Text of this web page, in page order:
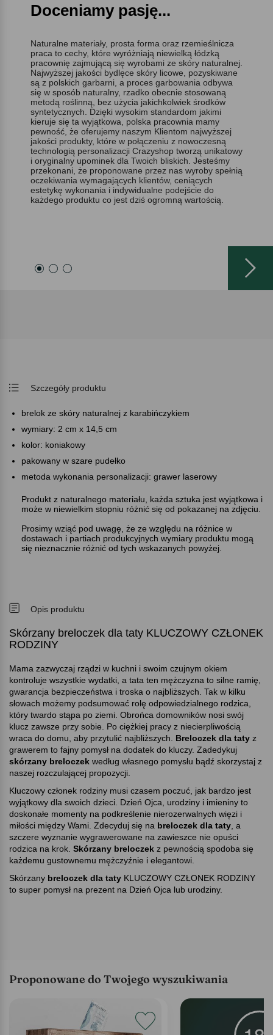
Doceniamy pasję...
Naturalne materiały, prosta forma oraz rzemieślnicza
praca to cechy, które wyróżniają niewielką łódzką
pracownię zajmującą się wyrobami ze skóry naturalnej.
Najwyższej jakości bydlęce skóry licowe, pozyskiwane
są z polskich garbarni, a proces garbowania odbywa
się w sposób naturalny, rzadko obecnie stosowaną
metodą roślinną, bez użycia jakichkolwiek środków
syntetycznych. Dzięki wysokim standardom jakimi
kieruje się ta wyjątkowa, polska pracownia mamy
pewność, że oferujemy naszym Klientom najwyższej
jakości produkty, które w połączeniu z nowoczesną
technologią personalizacji Crazyshop tworzą unikatowy
i oryginalny upominek dla Twoich bliskich. Jesteśmy
przekonani, że proponowane przez nas wyroby spełnią
oczekiwania wymagających klientów, ceniących
estetykę wykonania i indywidualne podejście do
każdego produktu co jest dziś ogromną wartością.
Szczegóły produktu
brelok ze skóry naturalnej z karabińczykiem
wymiary: 2 cm x 14,5 cm
kolor: koniakowy
pakowany w szare pudełko
metoda wykonania personalizacji: grawer laserowy
Produkt z naturalnego materiału, każda sztuka jest wyjątkowa i
może w niewielkim stopniu różnić się od pokazanej na zdjęciu.
Prosimy wziąć pod uwagę, że ze względu na różnice w
dostawach i partiach produkcyjnych wymiary produktu mogą
się nieznacznie różnić od tych wskazanych powyżej.
Opis produktu
Skórzany breloczek dla taty KLUCZOWY CZŁONEK
RODZINY
Mama zazwyczaj rządzi w kuchni i swoim czujnym okiem
kontroluje wszystkie wydatki, a tata ten mężczyzna to silne ramię,
gwarancja bezpieczeństwa i troska o najbliższych. Tak w kilku
słowach możemy podsumować rolę odpowiedzialnego rodzica,
który twardo stąpa po ziemi. Obrońca domowników nosi swój
klucz zawsze przy sobie. Po ciężkiej pracy z niecierpliwością
wraca do domu, aby przytulić najbliższych. Breloczek dla taty z
grawerem to fajny pomysł na dodatek do kluczy. Zadedykuj
skórzany breloczek według własnego pomysłu bądź skorzystaj z
naszej rozczulającej propozycji.
Kluczowy członek rodziny musi czasem poczuć, jak bardzo jest
wyjątkowy dla swoich dzieci. Dzień Ojca, urodziny i imieniny to
doskonałe momenty na podkreślenie nierozerwalnych więzi i
miłości między Wami. Zdecyduj się na breloczek dla taty , a
szczere wyznanie wygrawerowane na zawieszce nie opuści
rodzica na krok. Skórzany breloczek z pewnością spodoba się
każdemu gustownemu mężczyźnie i elegantowi.
Skórzany breloczek dla taty KLUCZOWY CZŁONEK RODZINY
to super pomysł na prezent na Dzień Ojca lub urodziny.
Proponowane do Twojego wyszukiwania